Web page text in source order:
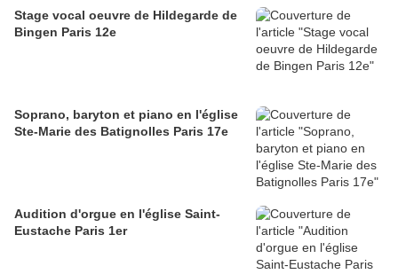
Stage vocal oeuvre de Hildegarde de
Bingen Paris 12e
Soprano, baryton et piano en l'église
Ste-Marie des Batignolles Paris 17e
Audition d'orgue en l'église Saint-
Eustache Paris 1er